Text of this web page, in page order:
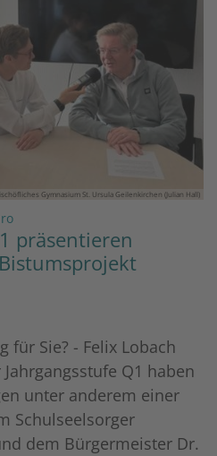
Gymnasium St. Ursula Geilenkirchen (Julian Hall)
:
präsentieren
für Sie? - Felix Lobach
Q1 haben
unter anderem einer
Schulseelsorger
dem Bürgermeister Dr.